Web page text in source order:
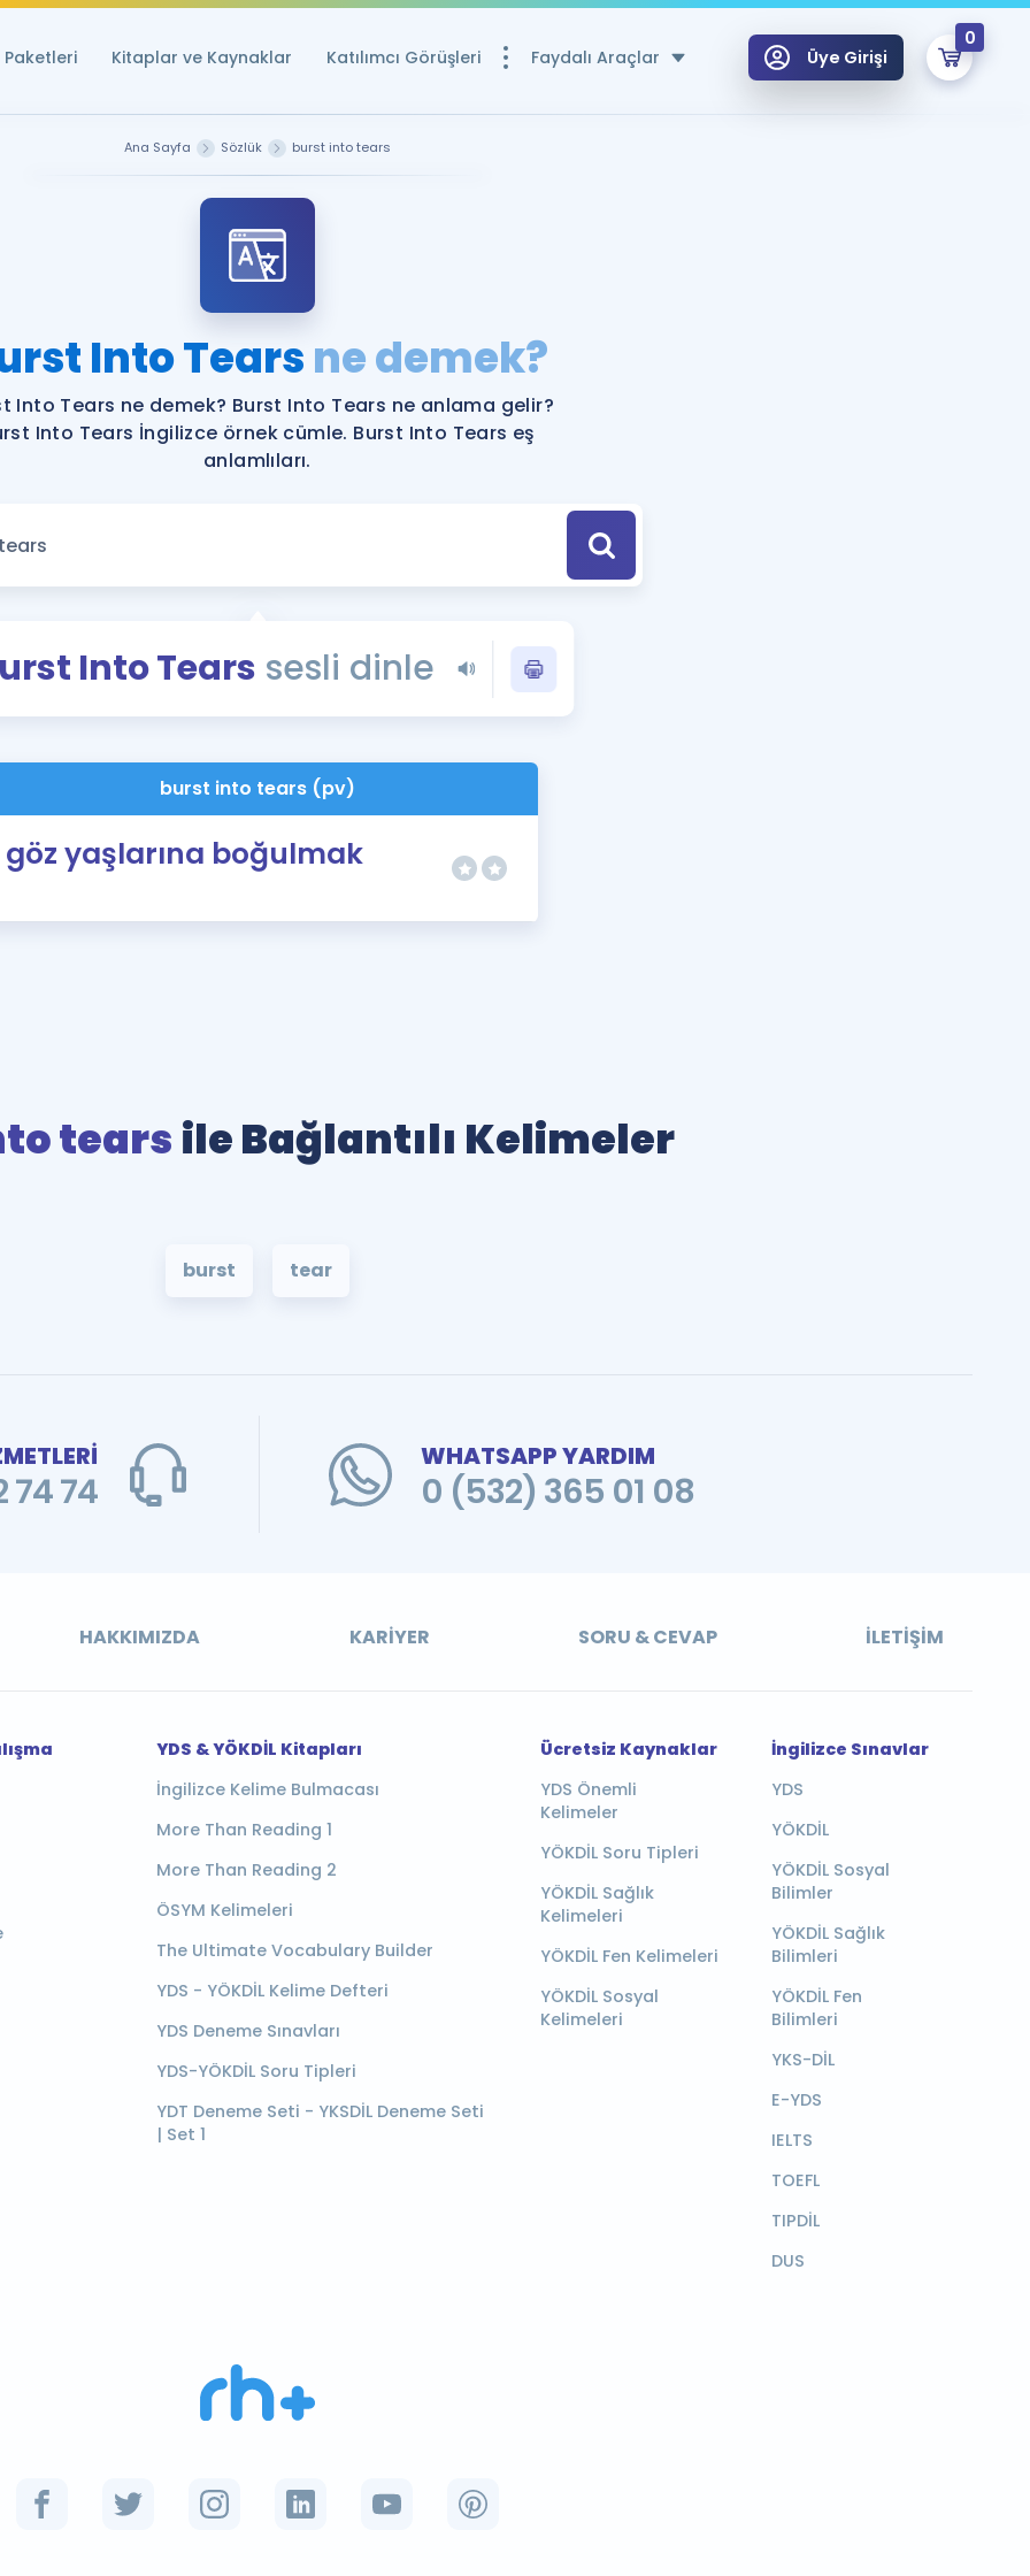
Paketleri Kitaplar ve Kaynaklar Katılımcı Görüşleri Faydalı Araçlar
Ücretsiz Kaynaklar
YDS ve YÖKDİL için Ücretsiz Kaynaklar
YDS ve YÖKDİL Puan Hesaplama Aracı
YDS ve YÖKDİL'e Hazırlananlar için Öneriler
Eğitim ve Kitaplara Özel Fırsatlar
YDS - YÖKDİL Tüm Sınavlarla İlgili Haberler
İngilizce Gramer
İngilizce Gramer ve Konu Anlatımı
Üye Girişi
0
Remzi Hoca ile seni sınava hazırlayacak onlarca eğitim seni bekliyor!
Ana Sayfa Sözlük burst into tears
Into Tearsne demek?
Into Tears ne demek? Burst Into Tears ne anlama gelir?
Into Tears İngilizce örnek cümle. Burst Into Tears eş
anlamlıları.
Into Tears sesli dinle
burst into tears (pv)
göz yaşlarına boğulmak
tears ile Bağlantılı Kelimeler
burst tear
74
WHATSAPP YARDIM
0 (532) 365 01 08
HAKKIMIZDA KARIYER SORU & CEVAP İLETIŞIM
YDS & YÖKDİL Kitapları
İngilizce Kelime Bulmacası
More Than Reading 1
More Than Reading 2
ÖSYM Kelimeleri
The Ultimate Vocabulary Builder
YDS - YÖKDİL Kelime Defteri
YDS Deneme Sınavları
YDS-YÖKDİL Soru Tipleri
YDT Deneme Seti - YKSDİL Deneme Seti
| Set 1
Ücretsiz Kaynaklar
YDS Önemli
Kelimeler
YÖKDİL Soru Tipleri
YÖKDİL Sağlık
Kelimeleri
YÖKDİL Fen Kelimeleri
YÖKDİL Sosyal
Kelimeleri
İngilizce Sınavlar
YDS
YÖKDİL
YÖKDİL Sosyal
Bilimler
YÖKDİL Sağlık
Bilimleri
YÖKDİL Fen
Bilimleri
YKS-DİL
E-YDS
IELTS
TOEFL
TIPDİL
DUS